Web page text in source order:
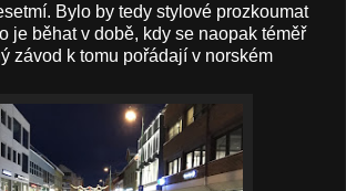
Bylo by tedy stylové prozkoumat
je běhat v době, kdy se naopak téměř
závod k tomu pořádají v norském